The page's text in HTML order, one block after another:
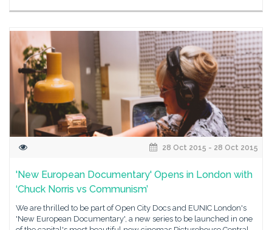
28 Oct 2015 - 28 Oct 2015
'New European Documentary' Opens in London with
‘Chuck Norris vs Communism’
We are thrilled to be part of Open City Docs and EUNIC London's
'New European Documentary', a new series to be launched in one